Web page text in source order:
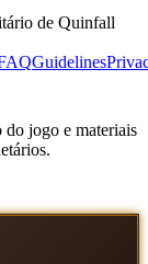
de Quinfall
Guidelines
jogo e materiais